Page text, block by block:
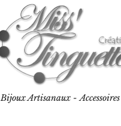
Bijoux Artisanaux - Accessoires